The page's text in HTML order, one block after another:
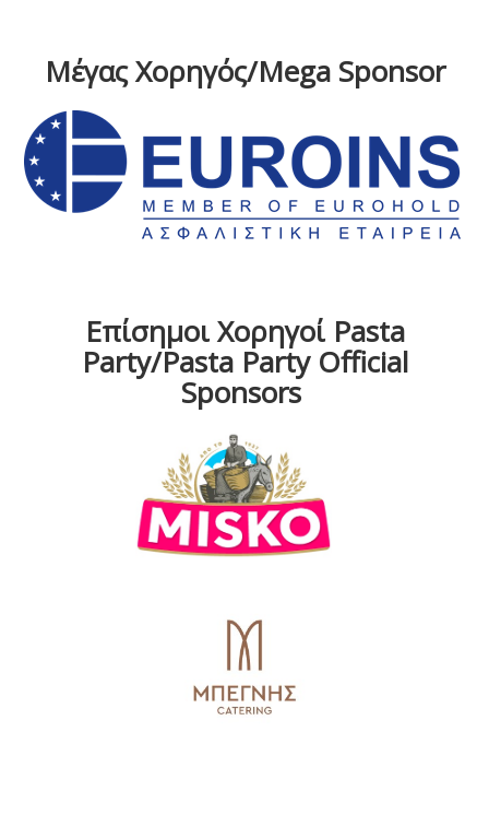
Μέγας Χορηγός/Mega Sponsor
Επίσημοι Χορηγοί Pasta
Party/Pasta Party Official
Sponsors